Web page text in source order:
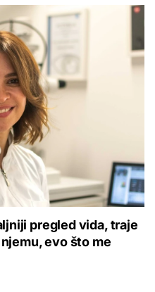
pregled vida, traje
evo što me